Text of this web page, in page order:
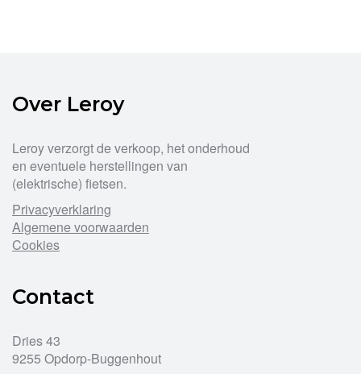
kan
op
de
productpagina
Over Leroy
Leroy verzorgt de verkoop, het onderhoud
en eventuele herstellingen van
(elektrische) fietsen.
Privacyverklaring
Algemene voorwaarden
Cookies
Contact
Dries 43
9255 Opdorp-Buggenhout